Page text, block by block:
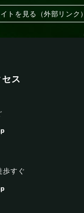
トを見る（外部リンク）
ス
歩すぐ